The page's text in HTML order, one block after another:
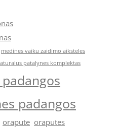
medines vaiku zaidimo aiksteles
patalynes komplektas
padangos
orapute oraputes